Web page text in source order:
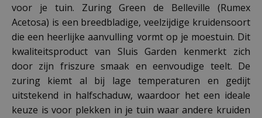
voor je tuin. Zuring Green de Belleville (Rumex
Acetosa) is een breedbladige, veelzijdige kruidensoort
die een heerlijke aanvulling vormt op je moestuin. Dit
kwaliteitsproduct van Sluis Garden kenmerkt zich
door zijn friszure smaak en eenvoudige teelt. De
zuring kiemt al bij lage temperaturen en gedijt
uitstekend in halfschaduw, waardoor het een ideale
keuze is voor plekken in je tuin waar andere kruiden